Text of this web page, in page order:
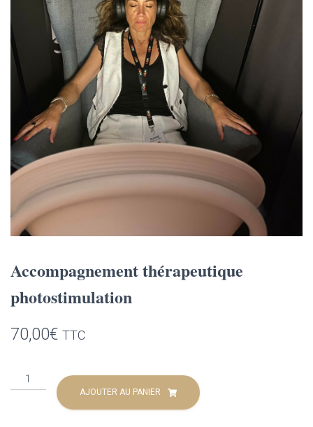
Accompagnement thérapeutique
photostimulation
70,00€ TTC
quantité
de
Accompagnement
AJOUTER AU PANIER